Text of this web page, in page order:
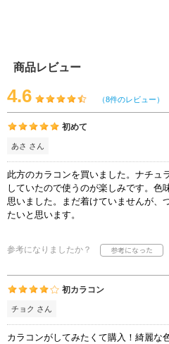
商品レビュー
4.6 （8件のレビュー）
初めて
あさ さん
此方のカラコンを買いました。ナチュ
していたので使うのが楽しみです。色
思いました。まだ着けていませんが、
たいと思います。
参考になりましたか？
初カラコン
チョク さん
カラコンがしてみたくて購入！綺麗な